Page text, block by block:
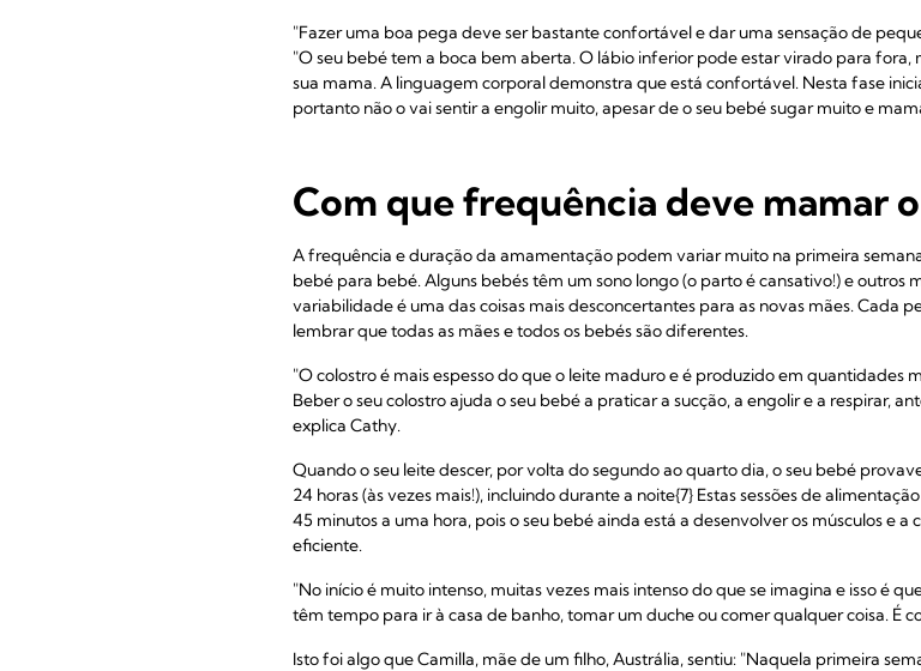
"Fazer uma boa pega deve ser bastante confortável e dar uma sensação de
"O seu bebé tem a boca bem aberta. O lábio inferior pode estar virado para
sua mama. A linguagem corporal demonstra que está confortável. Nesta fase
portanto não o vai sentir a engolir muito, apesar de o seu bebé sugar muito e
Com que frequência deve mamar
A frequência e duração da amamentação podem variar muito na primeira
bebé para bebé. Alguns bebés têm um sono longo (o parto é cansativo!) e outros
variabilidade é uma das coisas mais desconcertantes para as novas mães. Cada
lembrar que todas as mães e todos os bebés são diferentes.
"O colostro é mais espesso do que o leite maduro e é produzido em quantidades
Beber o seu colostro ajuda o seu bebé a praticar a sucção, a engolir e a respirar,
explica Cathy.
Quando o seu leite descer, por volta do segundo ao quarto dia, o seu bebé
24 horas (às vezes mais!), incluindo durante a noite{7} Estas sessões de
45 minutos a uma hora, pois o seu bebé ainda está a desenvolver os músculos e
eficiente.
"No início é muito intenso, muitas vezes mais intenso do que se imagina e isso é
têm tempo para ir à casa de banho, tomar um duche ou comer qualquer coisa. É
Isto foi algo que Camilla, mãe de um filho, Austrália, sentiu: "Naquela primeira